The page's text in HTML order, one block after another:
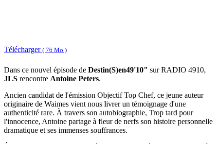
Télécharger ( 76 Mo )
Dans ce nouvel épisode de Destin(S)en49'10" sur RADIO 4910,
JLS rencontre Antoine Peters.
Ancien candidat de l'émission Objectif Top Chef, ce jeune auteur
originaire de Waimes vient nous livrer un témoignage d'une
authenticité rare. À travers son autobiographie, Trop tard pour
l'innocence, Antoine partage à fleur de nerfs son histoire personnelle
dramatique et ses immenses souffrances.